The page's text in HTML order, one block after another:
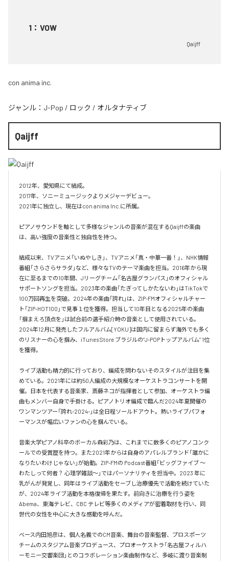
1 ： VOW
Qaijff
con anima inc.
ジャンル： J-Pop / ロック / オルタナティブ
Qaijff
2012年、愛知県にて結成。
2017年、ソニーミュージックよりメジャーデビュー。
2021年に独立し、現在はcon anima Inc.に所属。
ピアノサウンドを軸として多様なジャンルの音楽が混在するQaijffの楽曲
は、高い強度の音楽性と独自性を持つ。
結成以来、TVアニメ「いぬやしき」、TVアニメ「真・中華一番！」、NHK情報
番組「さらさらサラダ」など、様々なTVのテーマ楽曲を担当。2016年から現
在に至るまでの10年間、Jリーグチーム「名古屋グランパス」のオフィシャル
サポートソングを担当。2023年の楽曲「たぎってしかたないわ」はTikTokで
100万回再生を突破。2024年の楽曲「誇れ」は、ZIP-FMオフィシャルチャー
ト「ZIP-HOT100」で見事１位を獲得。担当して10年目となる2025年の楽曲
「掴まえろ頂点を」は試合前の選手紹介時の音楽として使用されている。
2024年12月に発売したフルアルバム[YOKU]は国内に留まらず海外でも多く
のリスナーの心を掴み、iTunes Store ブラジルの”J-POPトップアルバム” 1位
を獲得。
ライブ活動も精力的に行っており、編成を問わないそのスタイルが注目を集
めている。2021年には約50人編成の大規模なオーケストラコンサートを開
催。日本を代表する音楽家、斎藤ネコが指揮者として参加、オーケストラ編
曲もメンバー自身で手掛ける。ピアノトリオ編成で臨んだ2024年夏開催の
ワンマンツアー「誇れ-2024-」は全日程ソールドアウト。熱いライブパフォ
ーマンスが幅広いファンの心を掴んでいる。
音楽大学ピアノ科卒のボーカル森彩乃は、これまでに数多くのピアノコンク
ールでの受賞歴を持つ。また2021年からは自身のアパレルブランド「誰かに
なりたいわけじゃない」が始動。ZIP-FMの Podcast番組「ビッグファイブ 〜
わたしって何者？ 心理学雑談〜」ではパーソナリティを担当中。2023 年に
乳がんが発覚し、同年はライブ活動をセーブし治療優先で活動を続けていた
が、2024年ライブ活動を本格復帰を果たす。前向きに治療を行う姿を
Abema、東海テレビ、CBC テレビ等多くのメディアが密着取材を行い、同
世代の女性を中心に大きな感動を呼んだ。
ベース内田旭彦は、個人名義でのCM音楽、舞台の音楽監督、プロスポーツ
チームのスタジアム音楽プロデュース、プロオーケストラ「名古屋フィルハ
ーモニー交響楽団」とのコラボレーション楽曲制作など、多岐に渡り音楽制